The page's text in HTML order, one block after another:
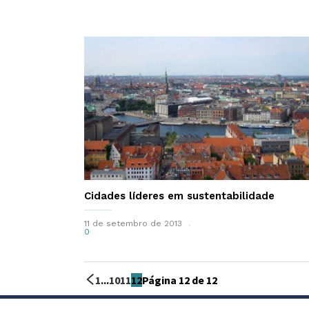
Cidades líderes em sustentabilidade
11 de setembro de 2013
0
1...101112Página 12 de 12